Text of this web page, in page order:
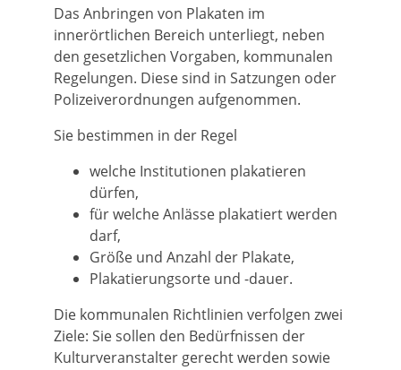
Das Anbringen von Plakaten im
innerörtlichen Bereich unterliegt, neben
den gesetzlichen Vorgaben, kommunalen
Regelungen. Diese sind in Satzungen oder
Polizeiverordnungen aufgenommen.
Sie bestimmen in der Regel
welche Institutionen plakatieren
dürfen,
für welche Anlässe plakatiert werden
darf,
Größe und Anzahl der Plakate,
Plakatierungsorte und -dauer.
Die kommunalen Richtlinien verfolgen zwei
Ziele: Sie sollen den Bedürfnissen der
Kulturveranstalter gerecht werden sowie